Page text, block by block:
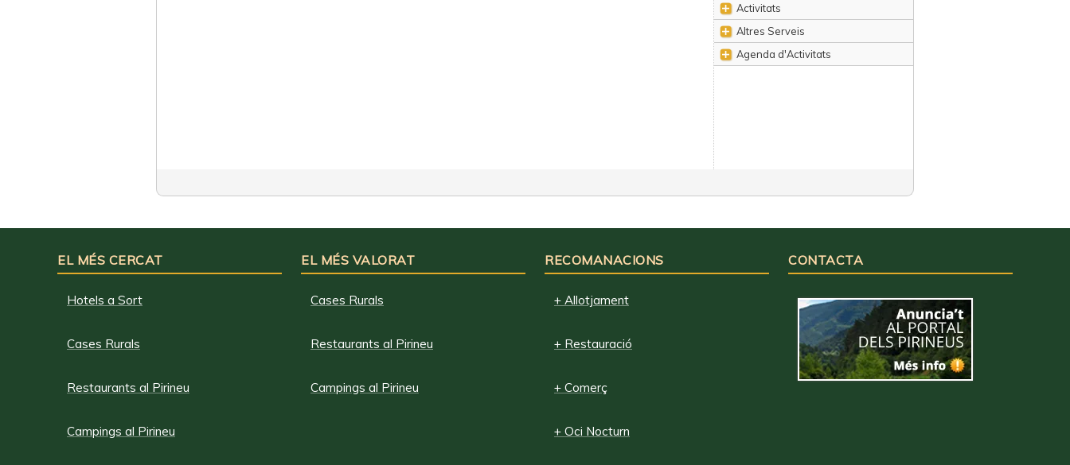
Activitats
Altres Serveis
Agenda d'Activitats
EL MÉS CERCAT
Hotels a Sort
Cases Rurals
Restaurants al Pirineu
Campings al Pirineu
EL MÉS VALORAT
Cases Rurals
Restaurants al Pirineu
Campings al Pirineu
RECOMANACIONS
+ Allotjament
+ Restauració
+ Comerç
+ Oci Nocturn
CONTACTA